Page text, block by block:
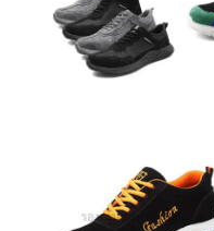
รองเท้าเซฟตี้ สั่งนำเข้า